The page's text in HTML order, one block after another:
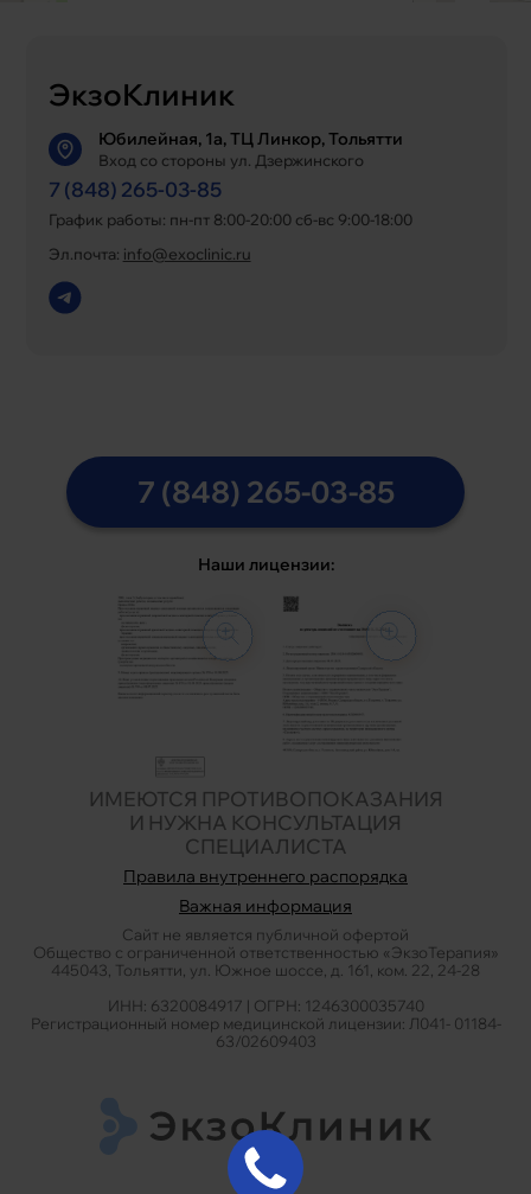
ЭкзоКлиник
Юбилейная, 1а, ТЦ Линкор, Тольятти
Вход со стороны ул. Дзержинского
7 (848) 265-03-85
График работы: пн-пт 8:00-20:00 сб-вс 9:00-18:00
Эл.почта: info@exoclinic.ru
Наши лицензии:
ИМЕЮТСЯ ПРОТИВОПОКАЗАНИЯ
И НУЖНА КОНСУЛЬТАЦИЯ
СПЕЦИАЛИСТА
Правила внутреннего распорядка
Важная информация
7 (848) 265-03-85
Сайт не является публичной офертой
Общество с ограниченной ответственностью «ЭкзоТерапия»
445043, Тольятти, ул. Южное шоссе, д. 161, ком. 22, 24-28
ИНН: 6320084917 | ОГРН: 1246300035740
Регистрационный номер медицинской лицензии: Л041- 01184-
63/02609403